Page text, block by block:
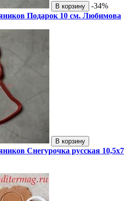
В корзину
-34%
Подарок 10 см. Любимова
В корзину
Снегурочка русская 10,5х7